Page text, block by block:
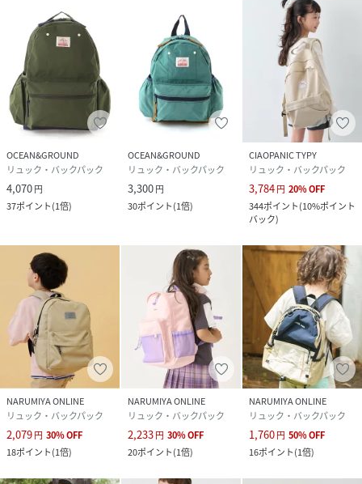
OCEAN&GROUND
リュック・バックパック
4,070円
37ポイント(1倍)
OCEAN&GROUND
リュック・バックパック
3,300円
30ポイント(1倍)
CIAOPANIC TYPY
リュック・バックパック
3,784円 20%OFF
344ポイント(10%ポイント
バック)
NARUMIYA ONLINE
リュック・バックパック
2,079円 30%OFF
18ポイント(1倍)
NARUMIYA ONLINE
リュック・バックパック
2,233円 30%OFF
20ポイント(1倍)
NARUMIYA ONLINE
リュック・バックパック
1,760円 50%OFF
16ポイント(1倍)